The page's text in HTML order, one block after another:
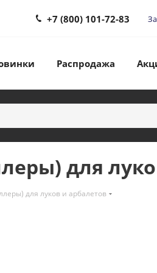
+7 (800) 101-72-83
Распродажа
для
для луков и арбалетов